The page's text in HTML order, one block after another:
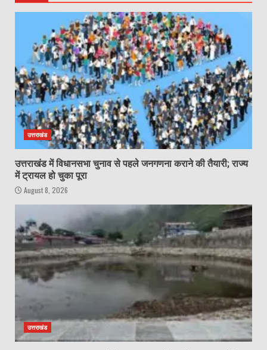
उत्तराखंड
उत्तराखंड में विधानसभा चुनाव से पहले जनगणना कराने की तैयारी; राज्य
में ट्रायल हो चुका पूरा
August 8, 2026
उत्तराखंड